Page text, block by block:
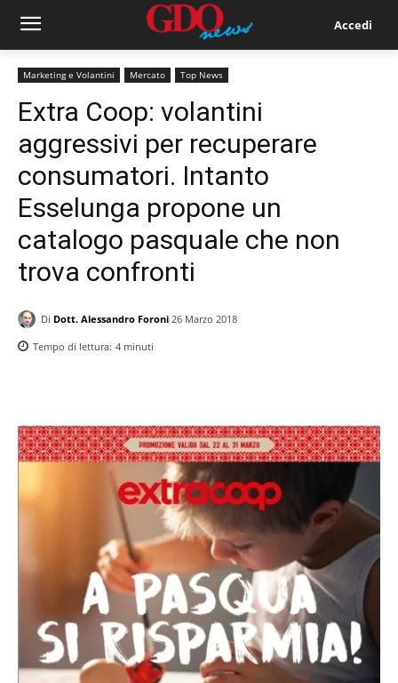
Accedi
Marketing e Volantini Mercato Top News
Extra Coop: volantini
aggressivi per recuperare
consumatori. Intanto
Esselunga propone un
catalogo pasquale che non
trova confronti
Di Dott. Alessandro Foroni 26 Marzo 2018
Tempo di lettura: 4 minuti